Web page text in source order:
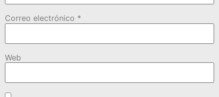
Correo electrónico *
Web